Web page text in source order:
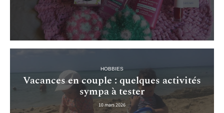
HOBBIES
Vacances en couple : quelques activités
sympa à tester
10 mars 2026